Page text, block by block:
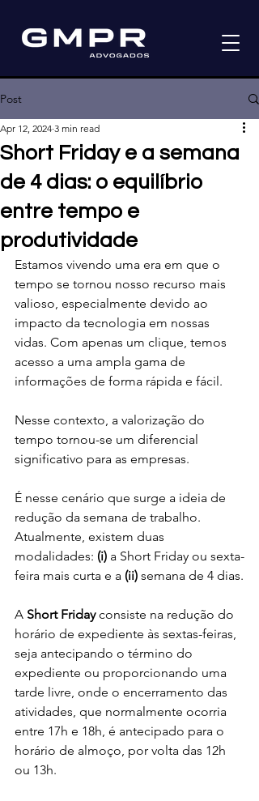
Post
Short Friday e a semana
de 4 dias: o equilíbrio
entre tempo e
produtividade
Apr 12, 2024 3 min read
Estamos vivendo uma era em que o
tempo se tornou nosso recurso mais
valioso, especialmente devido ao
impacto da tecnologia em nossas
vidas. Com apenas um clique, temos
acesso a uma ampla gama de
informações de forma rápida e fácil.
Nesse contexto, a valorização do
tempo tornou-se um diferencial
significativo para as empresas.
É nesse cenário que surge a ideia de
redução da semana de trabalho.
Atualmente, existem duas
modalidades: (i) a Short Friday ou sexta-
feira mais curta e a (ii) semana de 4 dias.
A Short Friday consiste na redução do
horário de expediente às sextas-feiras,
seja antecipando o término do
expediente ou proporcionando uma
tarde livre, onde o encerramento das
atividades, que normalmente ocorria
entre 17h e 18h, é antecipado para o
horário de almoço, por volta das 12h
ou 13h.